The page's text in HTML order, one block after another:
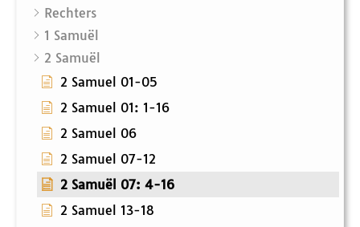
Rechters
1 Samuël
2 Samuël
2 Samuel 01-05
2 Samuel 01: 1-16
2 Samuel 06
2 Samuel 07-12
2 Samuël 07: 4-16
2 Samuel 13-18